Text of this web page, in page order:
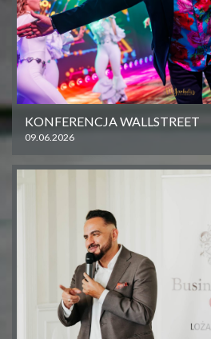
KONFERENCJA WALLSTREET
09.06.2026